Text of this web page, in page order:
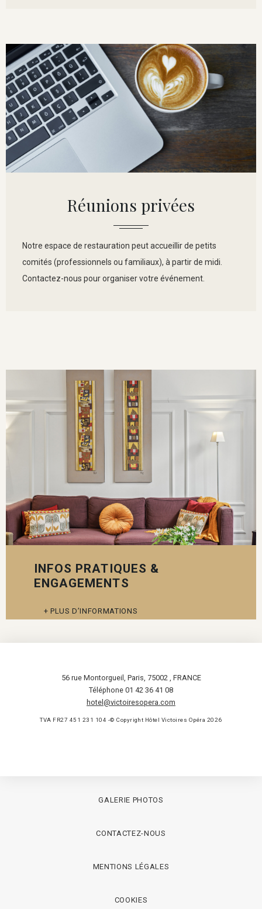
Réunions privées
Notre espace de restauration peut accueillir de petits
comités (professionnels ou familiaux), à partir de midi.
Contactez-nous pour organiser votre événement.
INFOS PRATIQUES &
ENGAGEMENTS
PLUS D’INFORMATIONS
56 rue Montorgueil , Paris, 75002 , FRANCE
Téléphone 01 42 36 41 08
hotel@victoiresopera.com
TVA FR27 451 231 104 -© Copyright Hôtel Victoires Opéra 2026
GALERIE PHOTOS
CONTACTEZ-NOUS
MENTIONS LÉGALES
COOKIES